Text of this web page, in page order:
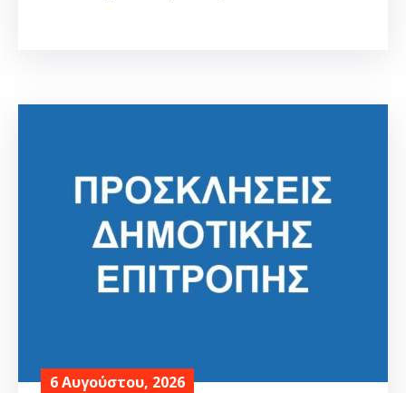
6 Αυγούστου, 2026